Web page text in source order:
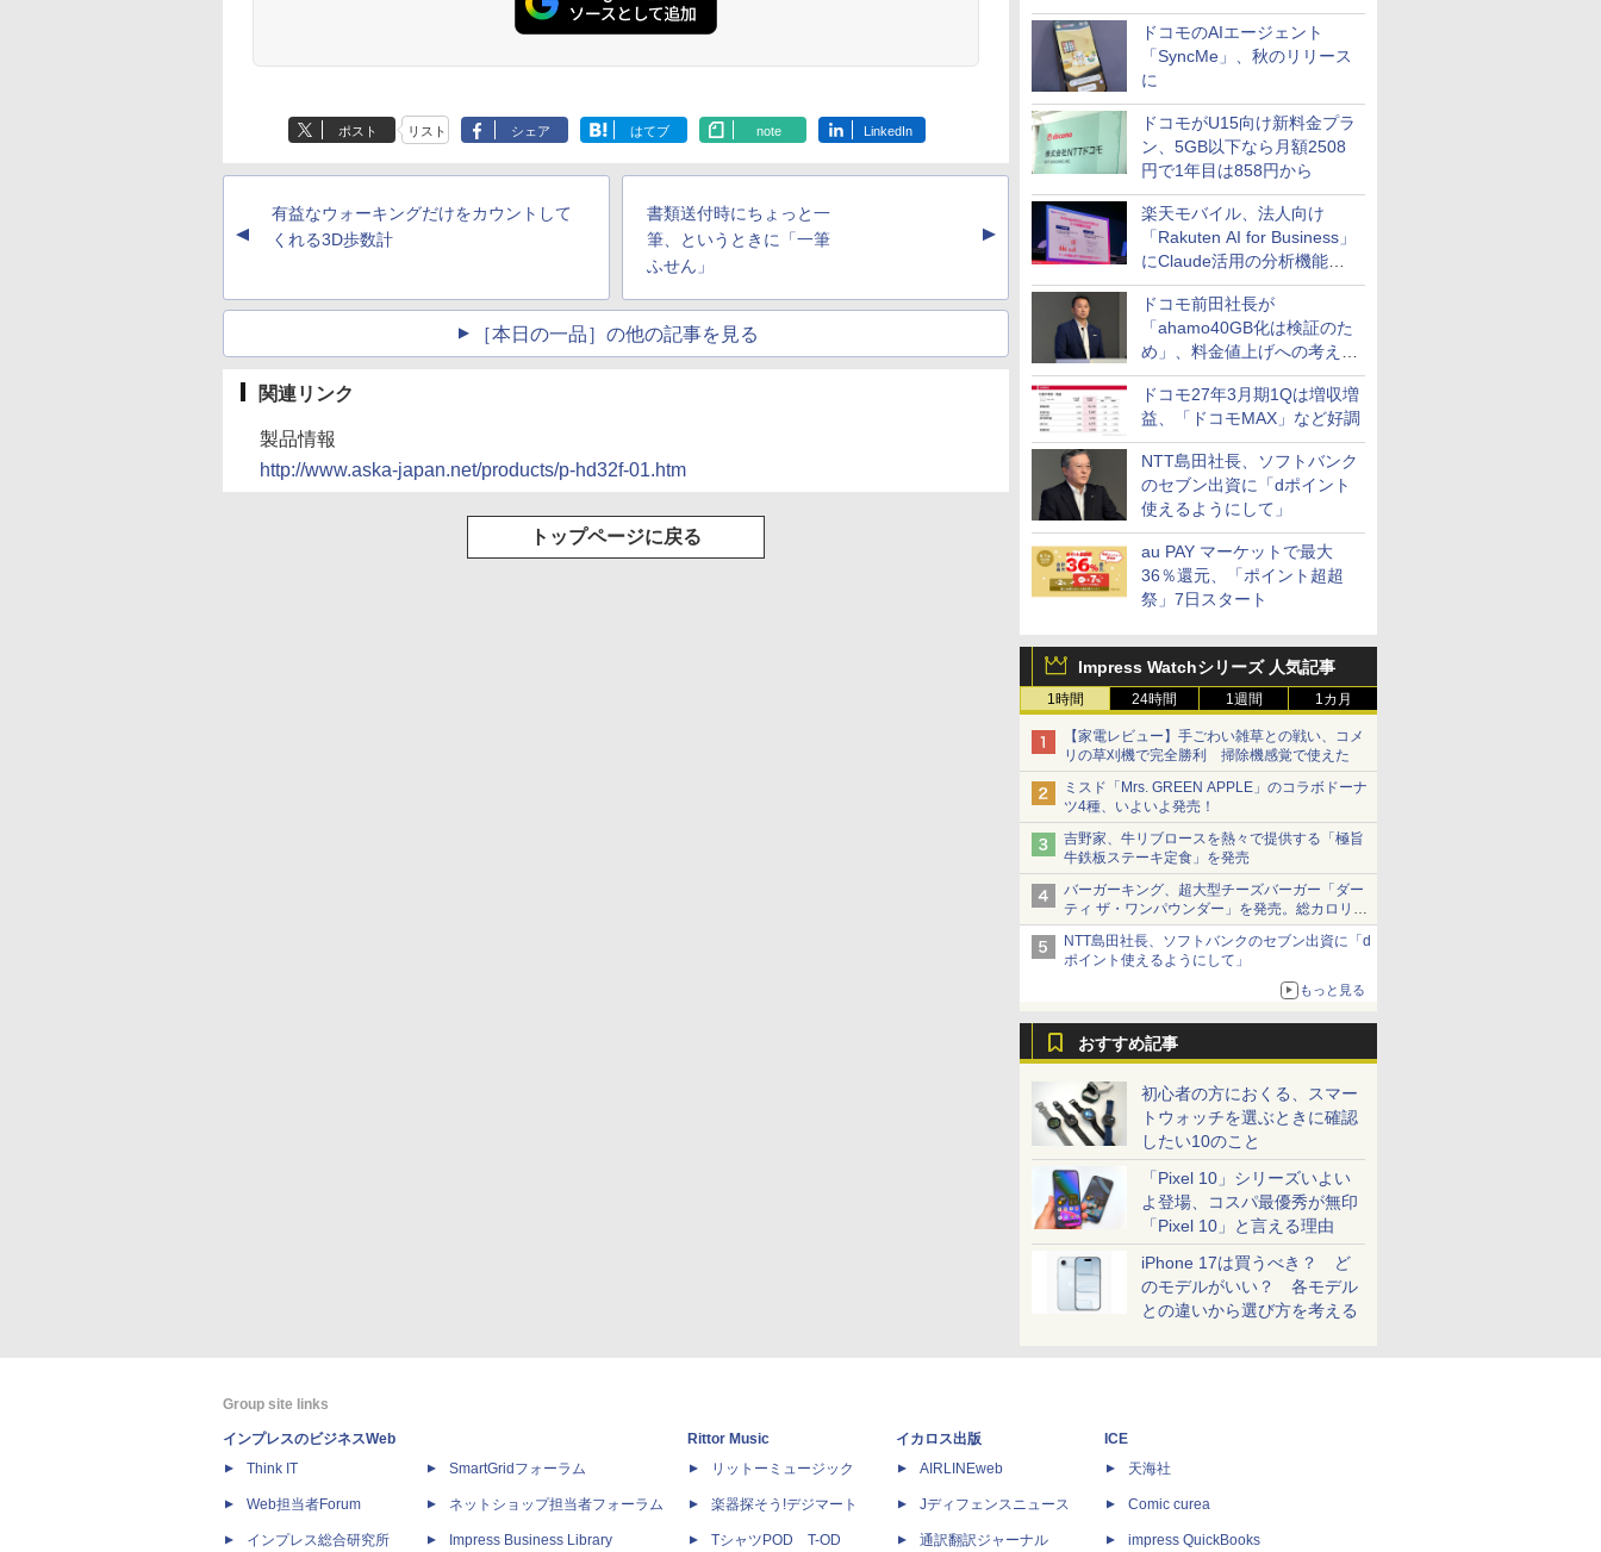
指す
ドコモのAIエージェント
「SyncMe」、秋のリリース
に
ドコモがU15向け新料金プラ
ン、5GB以下なら月額2508
円で1年目は858円から
楽天モバイル、法人向け
「Rakuten AI for Business」
にClaude活用の分析機能な
どを追加
ドコモ前田社長が
「ahamo40GB化は検証のた
め」、料金値上げへの考え方
にも言及
ドコモ27年3月期1Qは増収増
益、「ドコモMAX」など好調
NTT島田社長、ソフトバンク
のセブン出資に「dポイント
使えるようにして」
au PAY マーケットで最大
36％還元、「ポイント超超
祭」7日スタート
Impress Watchシリーズ 人気記事
1時間 24時間 1週間 1カ月
【家電レビュー】手ごわい雑草との戦い、コメ
リの草刈機で完全勝利 掃除機感覚で使えた
ミスド「Mrs. GREEN APPLE」のコラボドーナ
ツ4種、いよいよ発売！
吉野家、牛リブロースを熱々で提供する「極旨
牛鉄板ステーキ定食」を発売
バーガーキング、超大型チーズバーガー「ダー
ティ ザ・ワンパウンダー」を発売。総カロリー
約1656kcal、総重量約527g！
NTT島田社長、ソフトバンクのセブン出資に「d
ポイント使えるようにして」
もっと見る
おすすめ記事
初心者の方におくる、スマー
トウォッチを選ぶときに確認
したい10のこと
「Pixel 10」シリーズいよい
よ登場、コスパ最優秀が無印
「Pixel 10」と言える理由
iPhone 17は買うべき？ ど
のモデルがいい？ 各モデル
との違いから選び方を考える
ポスト リスト シェア はてブ note LinkedIn
▲
有益なウォーキングだけをカウントして
くれる3D歩数計
書類送付時にちょっと一
筆、というときに「一筆
ふせん」
▲
［本日の一品］の他の記事を見る
関連リンク
製品情報
http://www.aska-japan.net/products/p-hd32f-01.htm
トップページに戻る
Group site links
インプレスのビジネスWeb
Think IT
Web担当者Forum
インプレス総合研究所
SmartGridフォーラム
ネットショップ担当者フォーラム
Impress Business Library
Rittor Music
リットーミュージック
楽器探そう!デジマート
TシャツPOD T-OD
イカロス出版
AIRLINEweb
Jディフェンスニュース
通訳翻訳ジャーナル
ICE
天海社
Comic curea
impress QuickBooks